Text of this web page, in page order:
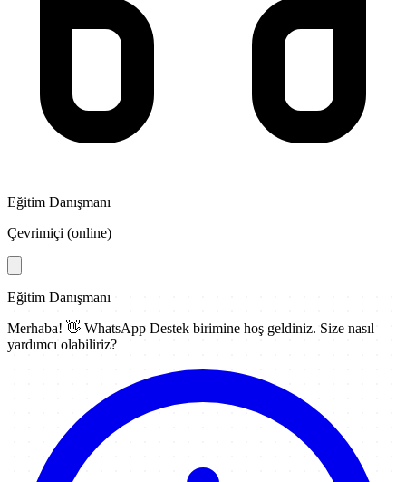
Eğitim Danışmanı
Çevrimiçi (online)
Eğitim Danışmanı
Merhaba! 👋 WhatsApp Destek birimine hoş geldiniz. Size nasıl
yardımcı olabiliriz?